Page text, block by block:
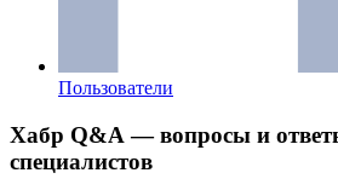
Пользователи
Хабр Q&A — вопросы и
специалистов